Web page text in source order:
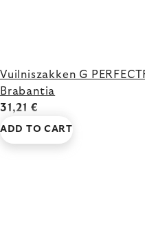
Vuilniszakken G
Brabantia
31,21 €
ADD TO CART